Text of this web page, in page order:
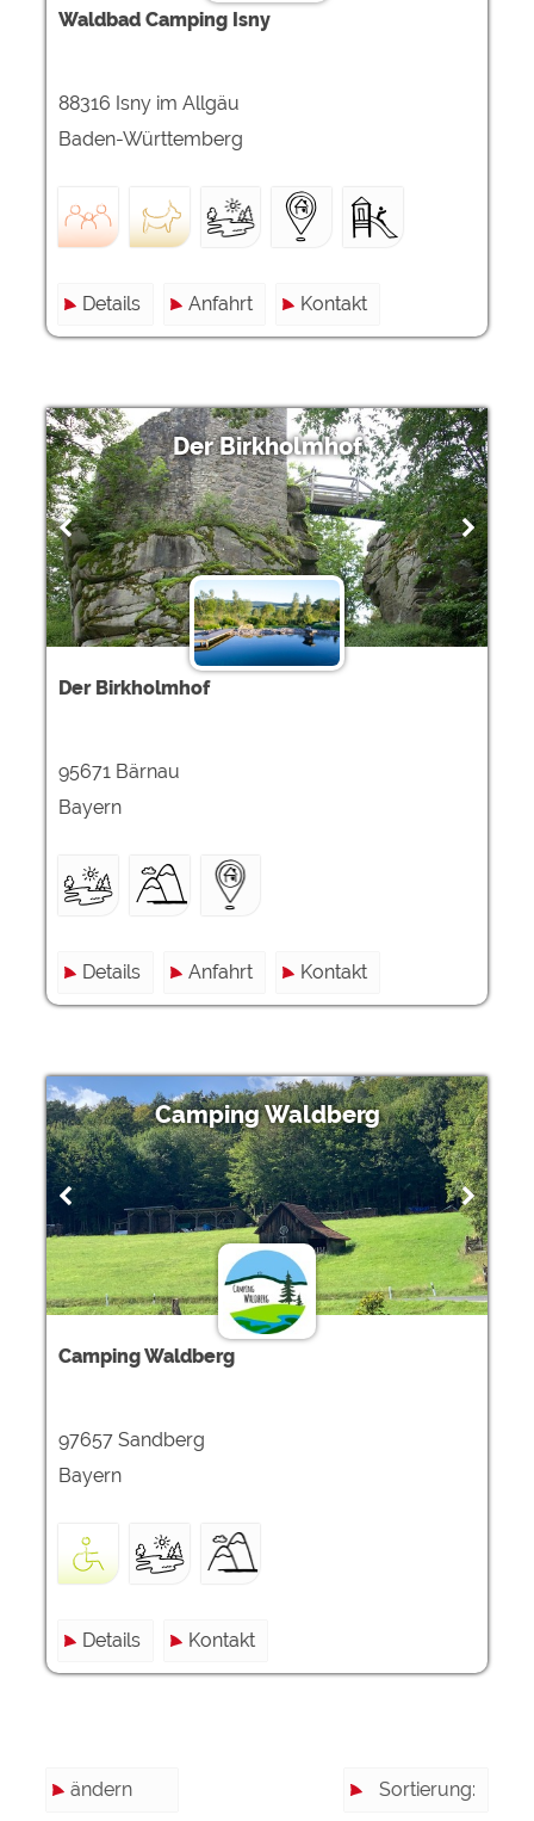
Waldbad Camping Isny
88316 Isny im Allgäu
Baden-Württemberg
Details Anfahrt Kontakt
Der Birkholmhof
Der Birkholmhof
95671 Bärnau
Bayern
Details Anfahrt Kontakt
Camping Waldberg
Camping Waldberg
97657 Sandberg
Bayern
Details Kontakt
ändern Sortierung: